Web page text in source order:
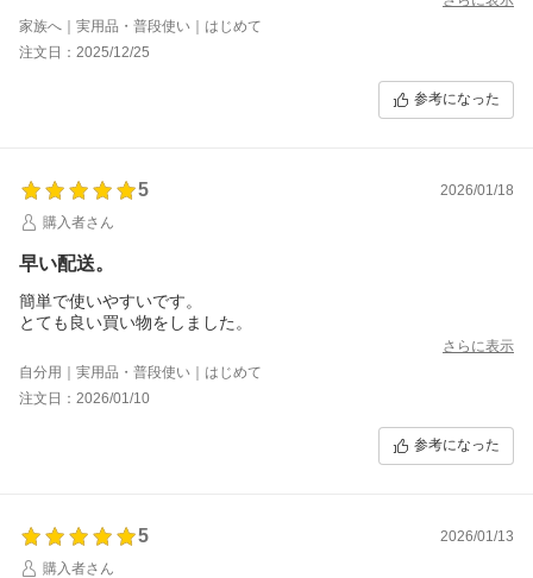
す。また，コーヒーの種類もたくさんあり，しかもスターバック
スのコーヒーも飲めるので嬉しい限りです。さらに，スマホにア
プリをインストールしブルートゥースでペアリングして，スマホ
からコーヒーを淹れるとポイントが貯まる仕組みがあり至れり尽
家族へ｜実用品・普段使い｜はじめて
注文日：2025/12/25
参考になった
5
2026/01/18
購入者さん
早い配送。
簡単で使いやすいです。
とても良い買い物をしました。
さらに表示
自分用｜実用品・普段使い｜はじめて
注文日：2026/01/10
参考になった
5
2026/01/13
購入者さん